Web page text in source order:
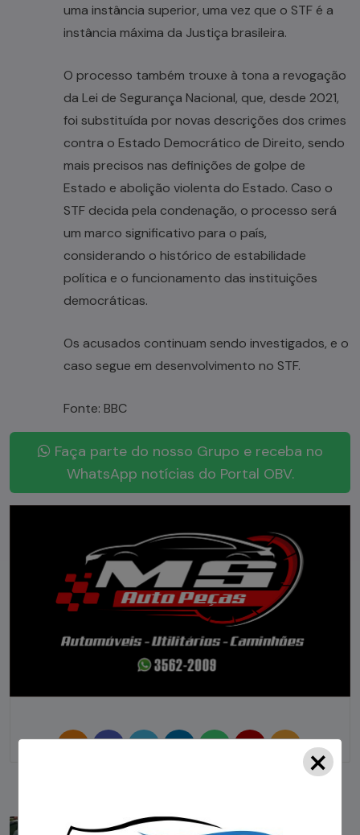
uma instância superior, uma vez que o STF é a
instância máxima da Justiça brasileira.
O processo também trouxe à tona a revogação
da Lei de Segurança Nacional, que, desde 2021,
foi substituída por novas descrições dos crimes
contra o Estado Democrático de Direito, sendo
mais precisos nas definições de golpe de
Estado e abolição violenta do Estado. Caso o
STF decida pela condenação, o processo será
um marco significativo para o país,
considerando o histórico de estabilidade
política e o funcionamento das instituições
democráticas.
Os acusados continuam sendo investigados, e o
caso segue em desenvolvimento no STF.
Fonte: BBC
Faça parte do nosso Grupo e receba no
WhatsApp notícias do Portal OBV.
PREVIOUS
×